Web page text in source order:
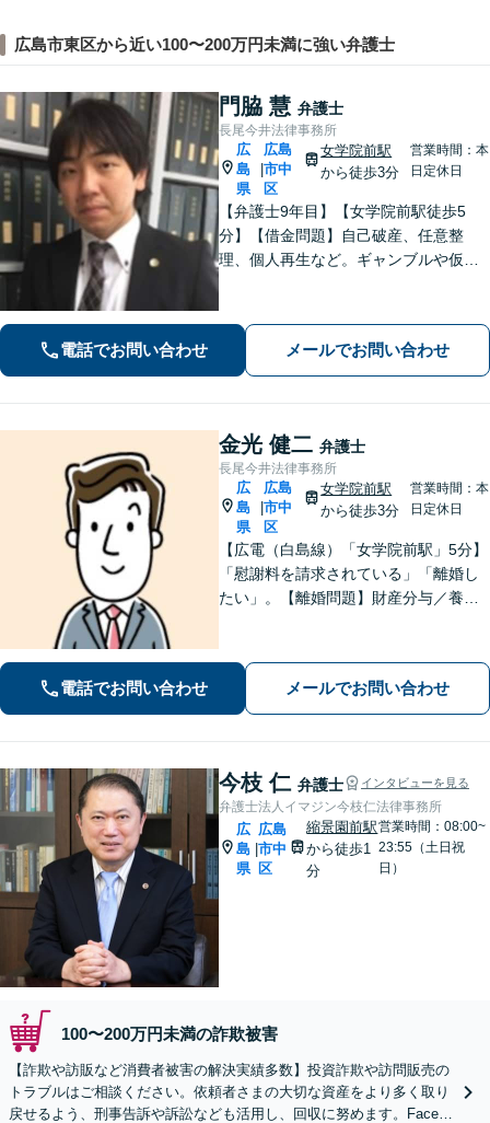
広島市東区から近い100〜200万円未満に強い弁護士
門脇 慧 弁護士
長尾今井法律事務所
広
島
県
広島
市中
区
女学院前駅
から徒歩3分
営業時間：本
日定休日
【弁護士9年目】【女学院前駅徒歩5
分】【借金問題】自己破産、任意整
理、個人再生など。ギャンブルや仮想
などご相談ください【夜間土日祝相談
可】【初回相談無料】【Zoom面談可】
電話でお問い合わせ メールでお問い合わせ
金光 健二 弁護士
長尾今井法律事務所
広
島
県
広島
市中
区
女学院前駅
から徒歩3分
営業時間：本
日定休日
【広電（白島線）「女学院前駅」5分】
「慰謝料を請求されている」「離婚し
たい」。【離婚問題】財産分与／養育
請求など【相続・遺言】料金は明確に
細かく設定【初回相談無料】
電話でお問い合わせ メールでお問い合わせ
今枝 仁 弁護士 インタビューを見る
弁護士法人イマジン今枝仁法律事務所
広
島
県
|
広島
市中
区
縮景園前駅
から徒歩1
分
営業時間：08:00~
23:55（土日祝
日）
100〜200万円未満の詐欺被害
【詐欺や訪販など消費者被害の解決実績多数】投資詐欺や訪問販売の
トラブルはご相談ください。依頼者さまの大切な資産をより多く取り
戻せるよう、刑事告訴や訴訟なども活用し、回収に努めます。Facebo